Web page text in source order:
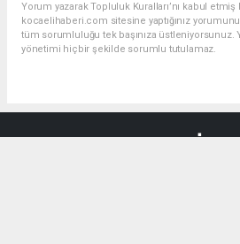
Yorum yazarak Topluluk Kuralları’nı kabul
kocaelihaberi.com sitesine yaptığınız
tüm sorumluluğu tek başınıza üstleniyorsunuz.
yönetimi hiçbir şekilde sorumlu tutulamaz.